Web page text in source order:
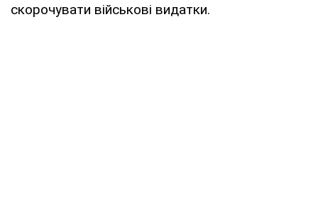
скорочувати військові видатки.